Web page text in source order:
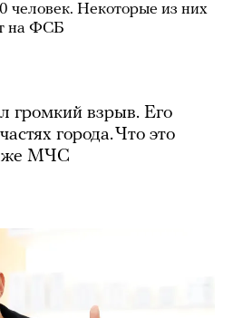
человек. Некоторые из них
на ФСБ
громкий взрыв. Его
города. Что это
МЧС